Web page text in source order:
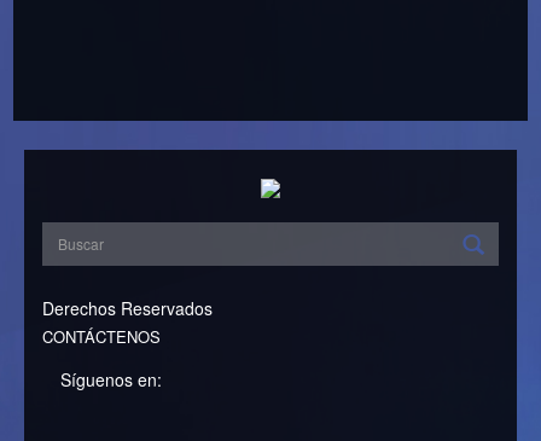
Derechos Reservados
CONTÁCTENOS
Síguenos en: